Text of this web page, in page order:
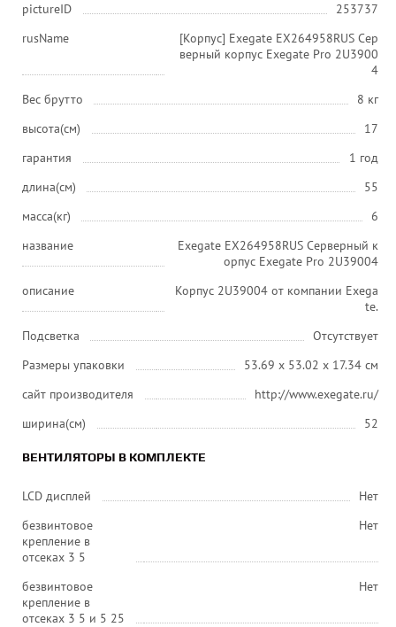
pictureID
253737
rusName
[Корпус] Exegate EX264958RUS Сер
верный корпус Exegate Pro 2U3900
4
Вес брутто
8 кг
высота(см)
17
гарантия
1 год
длина(см)
55
масса(кг)
6
название
Exegate EX264958RUS Серверный к
орпус Exegate Pro 2U39004
описание
Корпус 2U39004 от компании Exega
te.
Подсветка
Отсутствует
Размеры упаковки
53.69 x 53.02 x 17.34 см
сайт производителя
http://www.exegate.ru/
ширина(см)
52
ВЕНТИЛЯТОРЫ В КОМПЛЕКТЕ
LCD дисплей
Нет
безвинтовое
крепление в
отсеках 3 5
Нет
безвинтовое
крепление в
отсеках 3 5 и 5 25
Нет